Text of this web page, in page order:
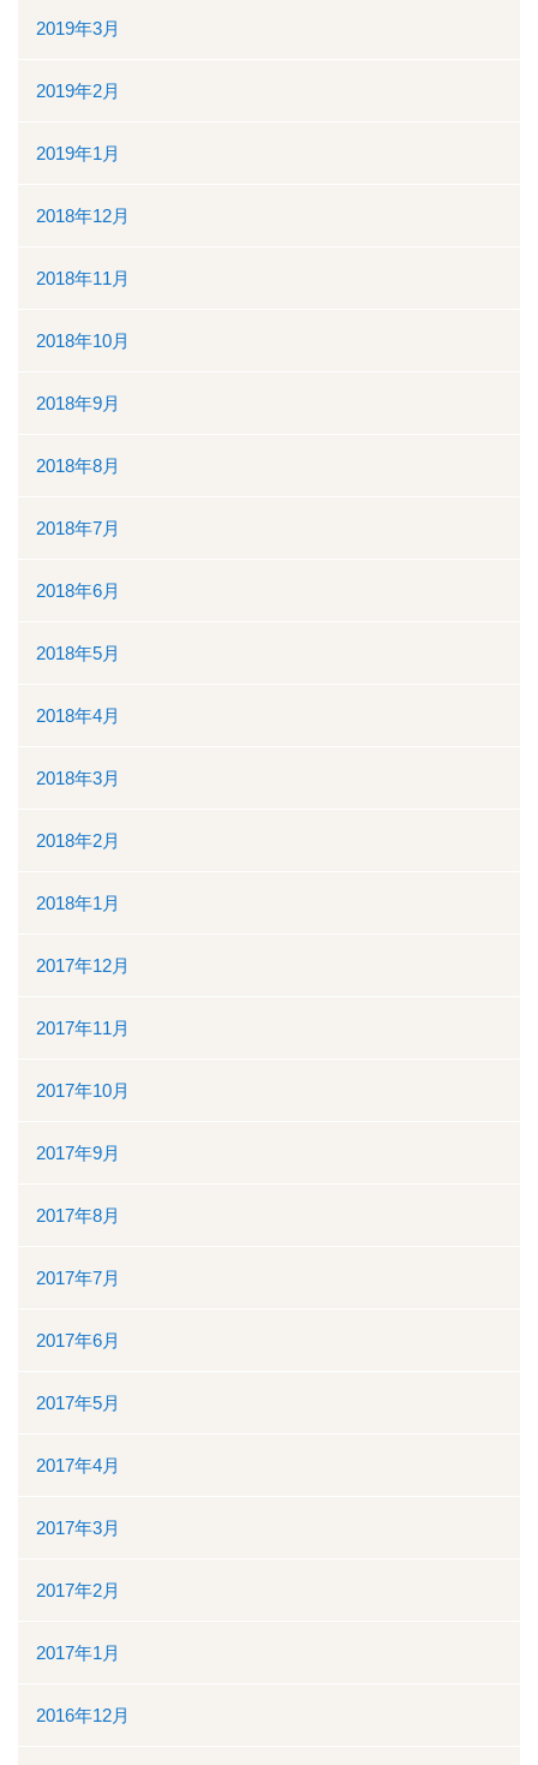
2019年3月
2019年2月
2019年1月
2018年12月
2018年11月
2018年10月
2018年9月
2018年8月
2018年7月
2018年6月
2018年5月
2018年4月
2018年3月
2018年2月
2018年1月
2017年12月
2017年11月
2017年10月
2017年9月
2017年8月
2017年7月
2017年6月
2017年5月
2017年4月
2017年3月
2017年2月
2017年1月
2016年12月